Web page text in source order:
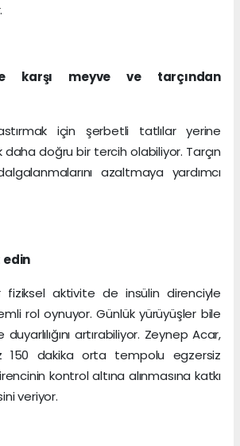
karşı meyve ve tarçından
için şerbetli tatlılar yerine
doğru bir tercih olabiliyor. Tarçın
azaltmaya yardımcı
edin
fiziksel aktivite de insülin direnciyle
rol oynuyor. Günlük yürüyüşler bile
artırabiliyor. Zeynep Acar,
150 dakika orta tempolu egzersiz
kontrol altına alınmasına katkı
veriyor.